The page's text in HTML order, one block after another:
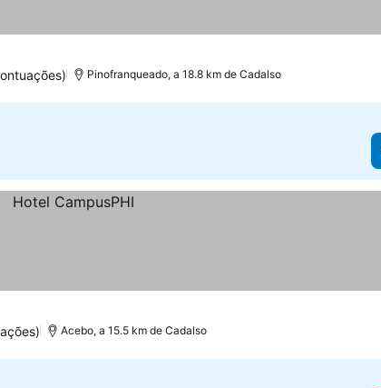
Pinofranqueado, a 18.8 km de Cadalso
Acebo, a 15.5 km de Cadalso